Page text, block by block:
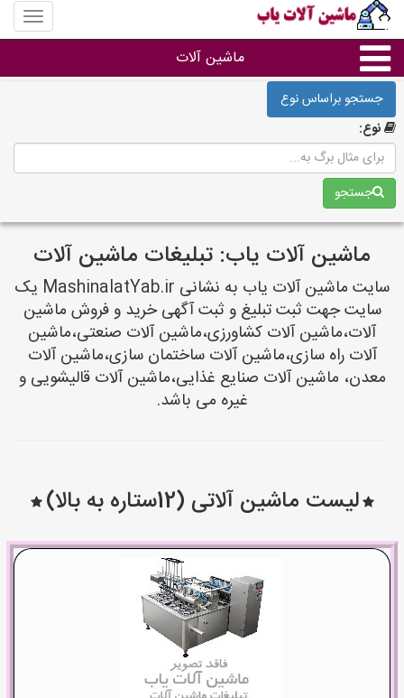
منوی
سایت
آلات
ماشین آلات
سایر گروه ها
ماشین آلات
جستجو براساس نوع
نوع:
جستجو
ماشین آلات یاب: تبلیغات ماشین آلات
سایت ماشین آلات یاب به نشانی MashinalatYab.ir یک
سایت جهت ثبت تبلیغ و ثبت آگهی خرید و فروش ماشین
آلات،ماشین آلات کشاورزی،ماشین آلات صنعتی،ماشین
آلات راه سازی،ماشین آلات ساختمان سازی،ماشین آلات
معدن، ماشین آلات صنایع غذایی،ماشین آلات قالیشویی و
غیره می باشد.
لیست ماشین آلاتی (12ستاره به بالا)